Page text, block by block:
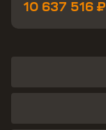
10 637 516 ₽